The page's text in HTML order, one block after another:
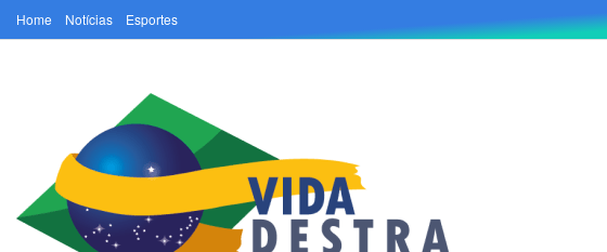
Home Notícias Esportes